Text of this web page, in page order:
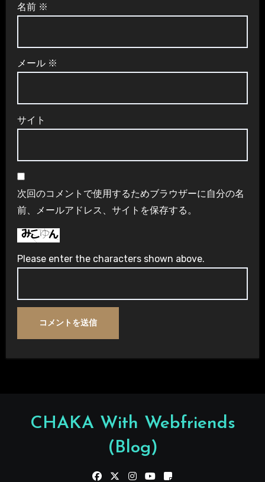
名前 ※
メール ※
サイト
次回のコメントで使用するためブラウザーに自分の名
前、メールアドレス、サイトを保存する。
Please enter the characters shown above.
CHAKA With Webfriends
(Blog)